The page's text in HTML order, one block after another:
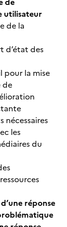
utilisateur
de la
d’état des
pour la mise
de
nécessaires
les
du
réponse